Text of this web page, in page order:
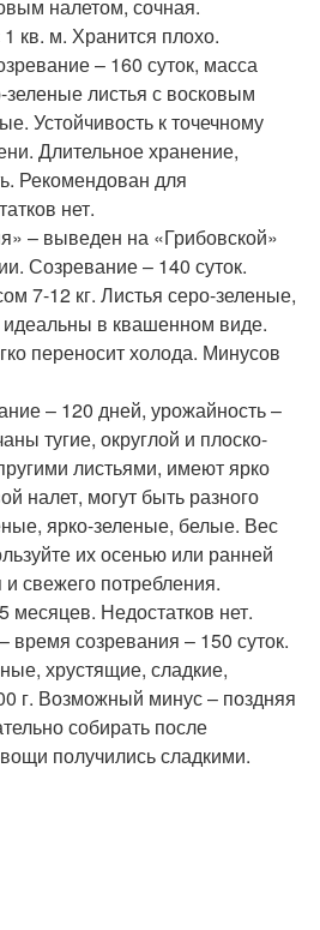
налетом, сочная.
кв. м. Хранится плохо.
– 160 суток, масса
зеленые листья с восковым
Устойчивость к точечному
Длительное хранение,
Рекомендован для
нет.
– выведен на «Грибовской»
Созревание – 140 суток.
7-12 кг. Листья серо-зеленые,
в квашенном виде.
переносит холода. Минусов
– 120 дней, урожайность –
тугие, округлой и плоско-
листьями, имеют ярко
налет, могут быть разного
ярко-зеленые, белые. Вес
их осенью или ранней
свежего потребления.
месяцев. Недостатков нет.
время созревания – 150 суток.
хрустящие, сладкие,
г. Возможный минус – поздняя
собирать после
получились сладкими.